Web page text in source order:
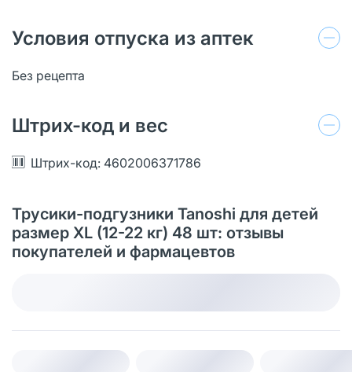
Условия отпуска из аптек
Без рецепта
Штрих-код и вес
Штрих-код: 4602006371786
Трусики-подгузники Tanoshi для детей
размер XL (12-22 кг) 48 шт: отзывы
покупателей и фармацевтов